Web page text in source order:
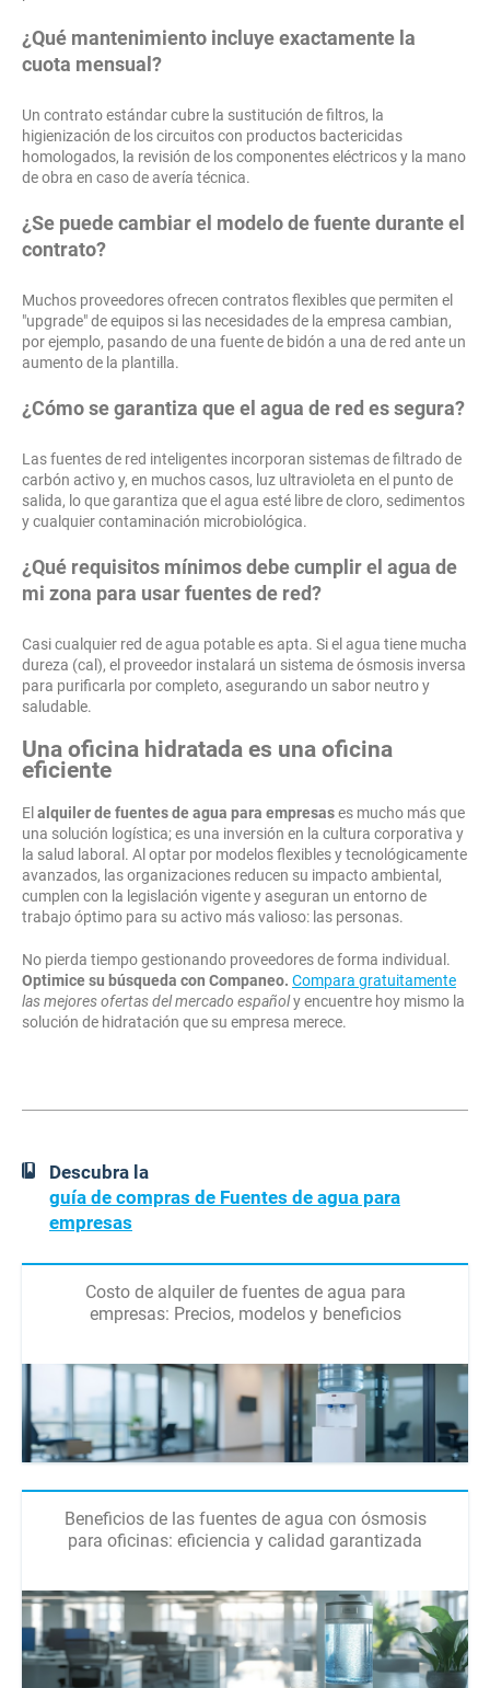
¿Qué mantenimiento incluye exactamente la
cuota mensual?
Un contrato estándar cubre la sustitución de filtros, la
higienización de los circuitos con productos bactericidas
homologados, la revisión de los componentes eléctricos y la mano
de obra en caso de avería técnica.
¿Se puede cambiar el modelo de fuente durante el
contrato?
Muchos proveedores ofrecen contratos flexibles que permiten el
"upgrade" de equipos si las necesidades de la empresa cambian,
por ejemplo, pasando de una fuente de bidón a una de red ante un
aumento de la plantilla.
¿Cómo se garantiza que el agua de red es segura?
Las fuentes de red inteligentes incorporan sistemas de filtrado de
carbón activo y, en muchos casos, luz ultravioleta en el punto de
salida, lo que garantiza que el agua esté libre de cloro, sedimentos
y cualquier contaminación microbiológica.
¿Qué requisitos mínimos debe cumplir el agua de
mi zona para usar fuentes de red?
Casi cualquier red de agua potable es apta. Si el agua tiene mucha
dureza (cal), el proveedor instalará un sistema de ósmosis inversa
para purificarla por completo, asegurando un sabor neutro y
saludable.
Una oficina hidratada es una oficina
eficiente
El alquiler de fuentes de agua para empresases mucho más que
una solución logística; es una inversión en la cultura corporativa y
la salud laboral. Al optar por modelos flexibles y tecnológicamente
avanzados, las organizaciones reducen su impacto ambiental,
cumplen con la legislación vigente y aseguran un entorno de
trabajo óptimo para su activo más valioso: las personas.
No pierda tiempo gestionando proveedores de forma individual.
Optimice su búsqueda con Companeo. Compara gratuitamente
las mejores ofertas del mercado españoly encuentre hoy mismo la
solución de hidratación que su empresa merece.
Descubra la
guía de compras de Fuentes de agua para
empresas
Costo de alquiler de fuentes de agua para
empresas: Precios, modelos y beneficios
Beneficios de las fuentes de agua con ósmosis
para oficinas: eficiencia y calidad garantizada